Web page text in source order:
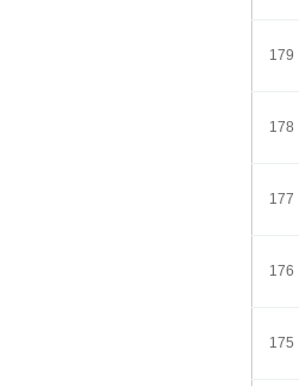
179
178
177
176
175